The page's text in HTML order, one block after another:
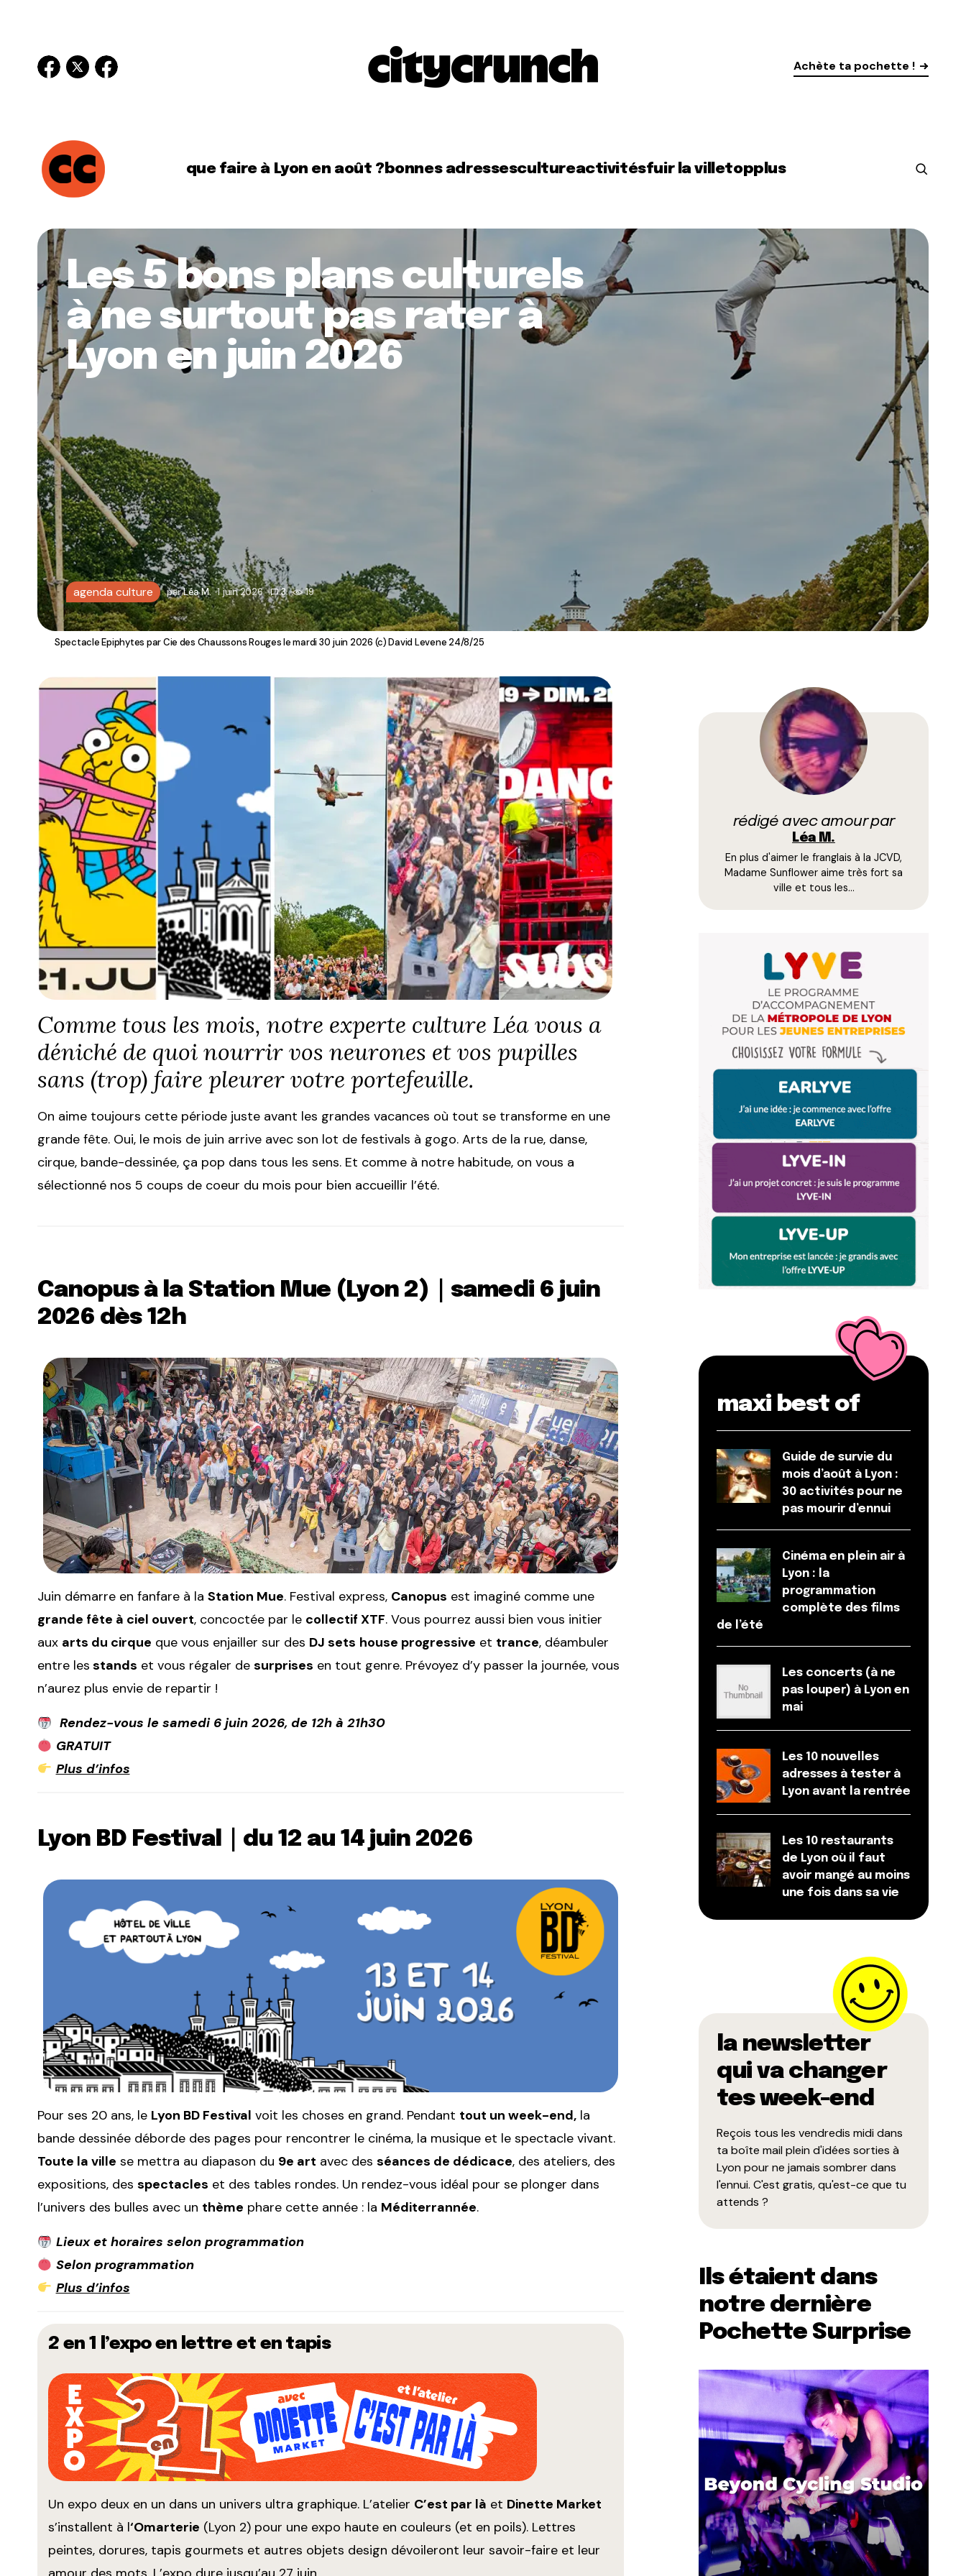
Achète ta pochette !
que faire à Lyon en août ?bonnes adressescultureactivitésfuir la villetopplus
Les 5 bons plans culturels
à ne surtout pas rater à
Lyon en juin 2026
agenda culture parLéa M. 1 juin 2026 3 19
Spectacle Epiphytes par Cie des Chaussons Rouges le mardi 30 juin 2026 (c) David Levene 24/8/25
Comme tous les mois, notre experte culture Léa vous a
déniché de quoi nourrir vos neurones et vos pupilles
sans (trop) faire pleurer votre portefeuille.
On aime toujours cette période juste avant les grandes vacances où tout se transforme en une
grande fête. Oui, le mois de juin arrive avec son lot de festivals à gogo. Arts de la rue, danse,
cirque, bande-dessinée, ça pop dans tous les sens. Et comme à notre habitude, on vous a
sélectionné nos 5 coups de coeur du mois pour bien accueillir l’été.
Canopus à la Station Mue (Lyon 2)｜samedi 6 juin
2026 dès 12h
Juin démarre en fanfare à la Station Mue. Festival express, Canopus est imaginé comme une
grande fête à ciel ouvert, concoctée par le collectif XTF. Vous pourrez aussi bien vous initier
aux arts du cirque que vous enjailler sur des DJ sets house progressive et trance, déambuler
entre les stands et vous régaler de surprises en tout genre. Prévoyez d’y passer la journée, vous
n’aurez plus envie de repartir !
Rendez-vous le samedi 6 juin 2026, de 12h à 21h30
GRATUIT
Plus d’infos
Lyon BD Festival｜du 12 au 14 juin 2026
Pour ses 20 ans, le Lyon BD Festival voit les choses en grand. Pendant tout un week-end, la
bande dessinée déborde des pages pour rencontrer le cinéma, la musique et le spectacle vivant.
Toute la ville se mettra au diapason du 9e art avec des séances de dédicace, des ateliers, des
expositions, des spectacles et des tables rondes. Un rendez-vous idéal pour se plonger dans
l’univers des bulles avec un thème phare cette année : la Méditerrannée.
Lieux et horaires selon programmation
Selon programmation
Plus d’infos
2 en 1 l’expo en lettre et en tapis
Un expo deux en un dans un univers ultra graphique. L’atelier C’est par là et Dinette Market
s’installent à l‘Omarterie (Lyon 2) pour une expo haute en couleurs (et en poils). Lettres
peintes, dorures, tapis gourmets et autres objets design dévoileront leur savoir-faire et leur
rédigé avec amour par
Léa M.
En plus d'aimer le franglais à la JCVD,
Madame Sunflower aime très fort sa
ville et tous les…
maxi best of
Guide de survie du
mois d’août à Lyon :
30 activités pour ne
pas mourir d’ennui
Cinéma en plein air à
Lyon : la
programmation
complète des films
de l’été
Les concerts (à ne
pas louper) à Lyon en
mai
Les 10 nouvelles
adresses à tester à
Lyon avant la rentrée
Les 10 restaurants
de Lyon où il faut
avoir mangé au moins
une fois dans sa vie
la newsletter
qui va changer
tes week-end
Reçois tous les vendredis midi dans
ta boîte mail plein d'idées sorties à
Lyon pour ne jamais sombrer dans
l'ennui. C'est gratis, qu'est-ce que tu
attends ?
Ils étaient dans
notre dernière
Pochette Surprise